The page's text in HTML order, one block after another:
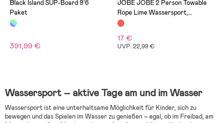
Black Island SUP-Board 9'6
Paket
391,99 €
JOBE JOBE 2 Person Towable
Rope Lime Wassersport,
Blau/Rot
17 €
UVP: 22,99 €
Wassersport – aktive Tage am und im Wasser
Wassersport ist eine unterhaltsame Möglichkeit für Kinder, sich zu
bewegen und das Spielen im Wasser zu genießen – egal, ob im Freibad, am